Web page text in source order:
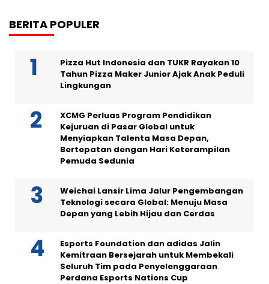
BERITA POPULER
Pizza Hut Indonesia dan TUKR Rayakan 10
Tahun Pizza Maker Junior Ajak Anak Peduli
Lingkungan
XCMG Perluas Program Pendidikan
Kejuruan di Pasar Global untuk
Menyiapkan Talenta Masa Depan,
Bertepatan dengan Hari Keterampilan
Pemuda Sedunia
Weichai Lansir Lima Jalur Pengembangan
Teknologi secara Global: Menuju Masa
Depan yang Lebih Hijau dan Cerdas
Esports Foundation dan adidas Jalin
Kemitraan Bersejarah untuk Membekali
Seluruh Tim pada Penyelenggaraan
Perdana Esports Nations Cup